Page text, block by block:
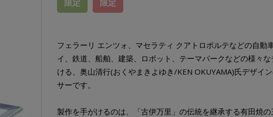
限定
限定
フェラーリ エンツォ、マセラティ クアトロポルテなどの自動
イ、鉄道、船舶、建築、ロボット、テーマパークなどの様々
ける、奥山清行(おくやまきよゆき/KEN OKUYAMA)氏デザイ
サーです。
製作を手がけるのは、「古伊万里」の伝統を継承する有田焼